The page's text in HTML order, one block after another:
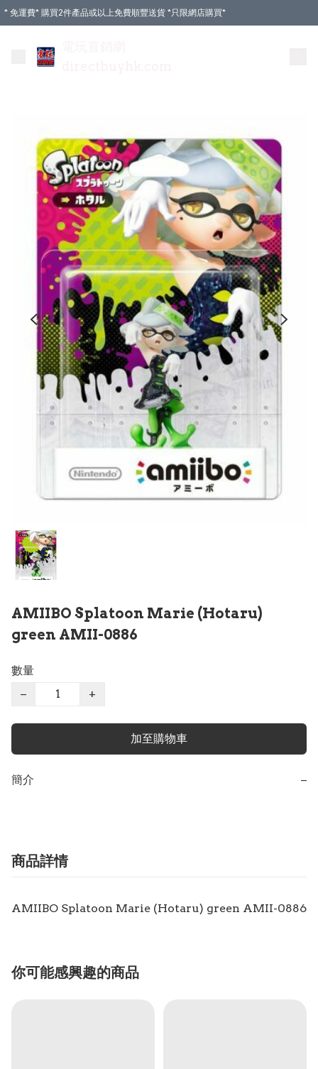
* 免運費* 購買2件產品或以上免費順豐送貨 *只限網店購買*
AMIIBO Splatoon Marie (Hotaru)
green AMII-0886
數量
−
+
加至購物車
簡介 −
商品詳情
AMIIBO Splatoon Marie (Hotaru) green AMII-0886
你可能感興趣的商品